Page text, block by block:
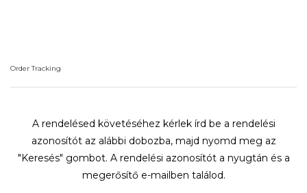
Order Tracking
A rendelésed követéséhez kérlek írd be a rendelési
azonosítót az alábbi dobozba, majd nyomd meg az
"Keresés" gombot. A rendelési azonosítót a nyugtán és a
megerősítő e-mailben találod.